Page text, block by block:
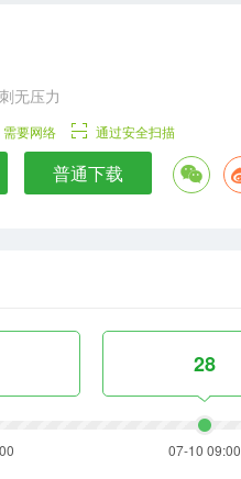
无压力
需要网络 通过安全扫描
普通下载
28
07-10 09:00